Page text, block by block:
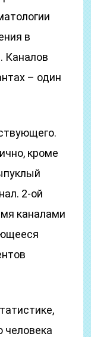
в
Каналов
– один
кроме
2-ой
каналами
человека